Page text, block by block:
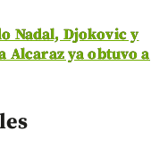
Nadal, Djokovic y
Alcaraz ya obtuvo a